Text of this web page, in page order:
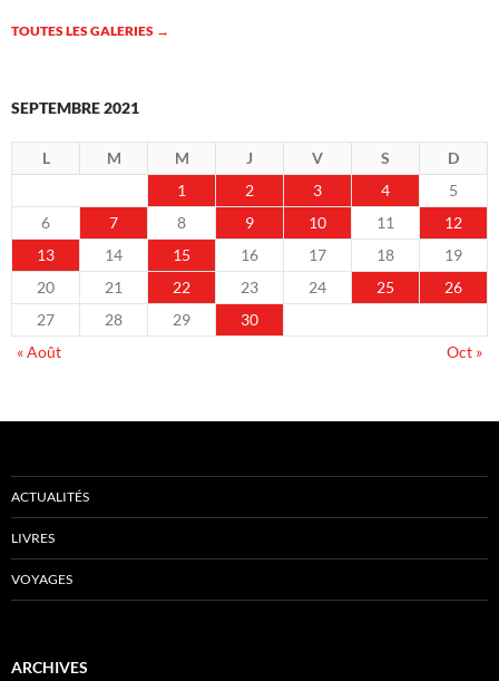
TOUTES LES GALERIES →
SEPTEMBRE 2021
L M M J V S
D
1
2 3 4
5
6
7 8 9 10 11
12
13
14 15 16 17 18
19
20
21 22 23 24 25
26
27
28 29
30
« Août
Oct »
ACTUALITÉS
LIVRES
VOYAGES
ARCHIVES